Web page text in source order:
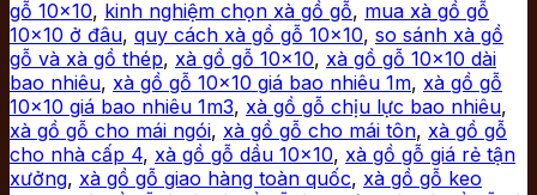
gỗ 10x10, kinh nghiệm chọn xà gồ gỗ, mua xà gồ gỗ
10x10 ở đâu, quy cách xà gồ gỗ 10x10, so sánh xà gồ
gỗ và xà gồ thép, xà gồ gỗ 10x10, xà gồ gỗ 10x10 dài
bao nhiêu, xà gồ gỗ 10x10 giá bao nhiêu 1m, xà gồ gỗ
10x10 giá bao nhiêu 1m3, xà gồ gỗ chịu lực bao nhiêu,
xà gồ gỗ cho mái ngói, xà gồ gỗ cho mái tôn, xà gồ gỗ
cho nhà cấp 4, xà gồ gỗ dầu 10x10, xà gồ gỗ giá rẻ tận
xưởng, xà gồ gỗ giao hàng toàn quốc, xà gồ gỗ keo